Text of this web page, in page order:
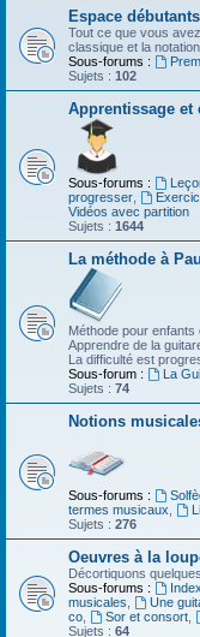
Espace débutants
Tout ce que vous
classique et la
Sous-forums :
Sujets : 102
Apprentissage et
Sous-forums :
progresser
Vidéos avec partition
Sujets : 1644
La méthode à
Méthode pour enfants
Apprendre de la
La difficulté est
Sous-forum :
La
Sujets : 74
Notions
Sous-forums :
termes musicaux
Sujets : 276
Oeuvres à la
Décortiquons
Sous-forums :
musicales
Une
co
Sor et consort,
Sujets : 64